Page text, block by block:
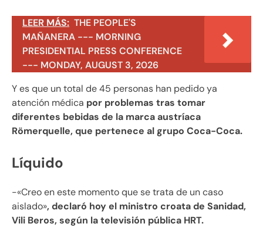
LEER MÁS: THE PEOPLE'S
MAÑANERA --- MORNING
PRESIDENTIAL PRESS CONFERENCE
--- MONDAY, AUGUST 3, 2026
Y es que un total de 45 personas han pedido ya
atención médica por problemas tras tomar
diferentes bebidas de la marca austríaca
Römerquelle, que pertenece al grupo Coca-Coca.
Líquido
-«Creo en este momento que se trata de un caso
aislado», declaró hoy el ministro croata de Sanidad,
Vili Beros, según la televisión pública HRT.